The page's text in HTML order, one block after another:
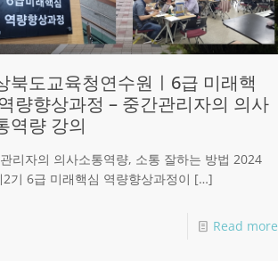
북도교육청연수원ㅣ6급 미래핵
량향상과정 – 중간관리자의 의사
역량 강의
리자의 의사소통역량, 소통 잘하는 방법 2024
2기 6급 미래핵심 역량향상과정이 […]
Read more